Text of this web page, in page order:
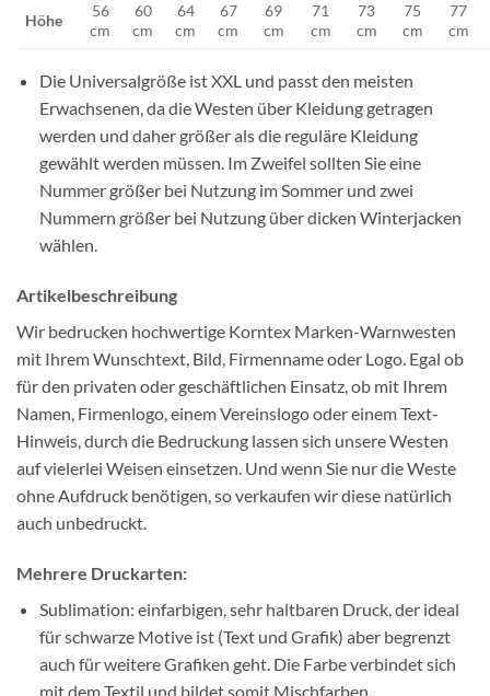
Höhe
56
cm
60
cm
64
cm
67
cm
69
cm
71
cm
73
cm
75
cm
77
cm
Die Universalgröße ist XXL und passt den meisten
Erwachsenen, da die Westen über Kleidung getragen
werden und daher größer als die reguläre Kleidung
gewählt werden müssen. Im Zweifel sollten Sie eine
Nummer größer bei Nutzung im Sommer und zwei
Nummern größer bei Nutzung über dicken Winterjacken
wählen.
Artikelbeschreibung
Wir bedrucken hochwertige Korntex Marken-Warnwesten
mit Ihrem Wunschtext, Bild, Firmenname oder Logo. Egal ob
für den privaten oder geschäftlichen Einsatz, ob mit Ihrem
Namen, Firmenlogo, einem Vereinslogo oder einem Text-
Hinweis, durch die Bedruckung lassen sich unsere Westen
auf vielerlei Weisen einsetzen. Und wenn Sie nur die Weste
ohne Aufdruck benötigen, so verkaufen wir diese natürlich
auch unbedruckt.
Mehrere Druckarten:
Sublimation: einfarbigen, sehr haltbaren Druck, der ideal
für schwarze Motive ist (Text und Grafik) aber begrenzt
auch für weitere Grafiken geht. Die Farbe verbindet sich
mit dem Textil und bildet somit Mischfarben.